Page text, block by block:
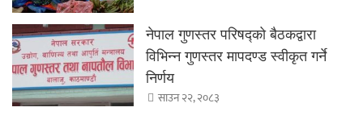
नेपाल गुणस्तर परिषद्को बैठकद्वारा
विभिन्न गुणस्तर मापदण्ड स्वीकृत गर्ने
निर्णय
साउन २२, २०८३